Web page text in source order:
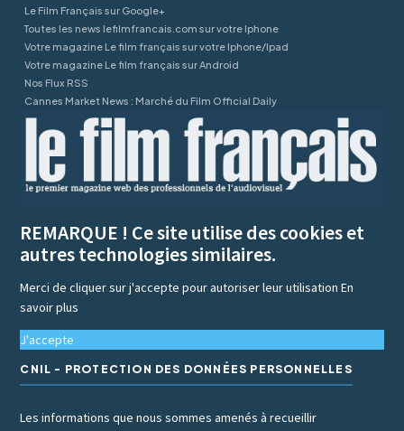
Le Film Français sur Google+
Toutes les news lefilmfrancais.com sur votre Iphone
Votre magazine Le film français sur votre Iphone/Ipad
Votre magazine Le film français sur Android
Nos Flux RSS
Cannes Market News : Marché du Film Official Daily
REMARQUE ! Ce site utilise des cookies et
autres technologies similaires.
Merci de cliquer sur j'accepte pour autoriser leur utilisationEn
savoir plus
J'accepte
CNIL - PROTECTION DES DONNÉES PERSONNELLES
Les informations que nous sommes amenés à recueillir